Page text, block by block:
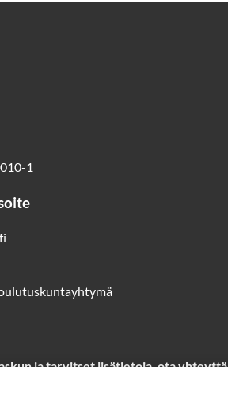
1
ja tarvitset lisätietoja, ota yhteyttä